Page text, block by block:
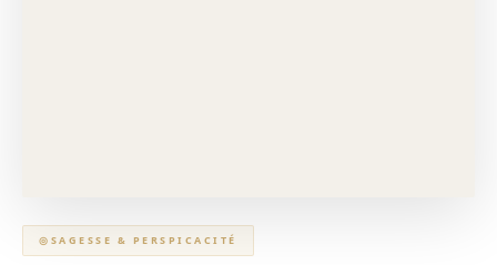
◎ SAGESSE & PERSPICACITÉ